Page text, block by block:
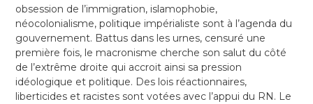
obsession de l’immigration, islamophobie,
néocolonialisme, politique impérialiste sont à l’agenda du
gouvernement. Battus dans les urnes, censuré une
première fois, le macronisme cherche son salut du côté
de l’extrême droite qui accroit ainsi sa pression
idéologique et politique. Des lois réactionnaires,
liberticides et racistes sont votées avec l’appui du RN. Le